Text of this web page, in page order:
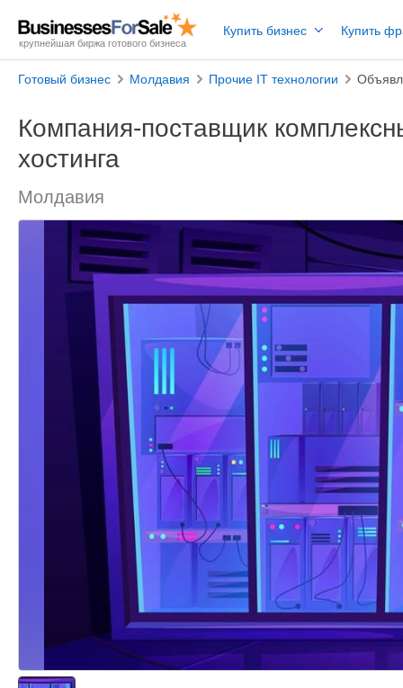
крупнейшая биржа готового бизнеса
Купить бизнес Купить
Готовый бизнес Молдавия Прочие IT технологии
Компания-поставщик
хостинга
Молдавия